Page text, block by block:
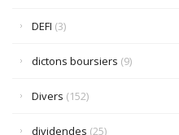
DEFI (3)
dictons boursiers (9)
Divers (152)
dividendes (25)